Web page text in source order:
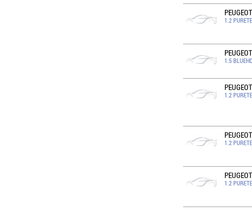
PEUGEOT
1.2
PEUGEOT
1.5
PEUGEOT
1.2
PEUGEOT
1.2
PEUGEOT
1.2